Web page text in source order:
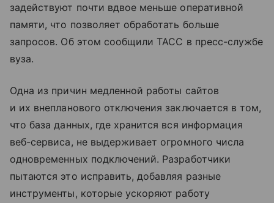
задействуют почти вдвое меньше оперативной
памяти, что позволяет обработать больше
запросов. Об этом сообщили ТАСС в пресс-службе
вуза.
Одна из причин медленной работы сайтов
и их внепланового отключения заключается в том,
что база данных, где хранится вся информация
веб-сервиса, не выдерживает огромного числа
одновременных подключений. Разработчики
пытаются это исправить, добавляя разные
инструменты, которые ускоряют работу